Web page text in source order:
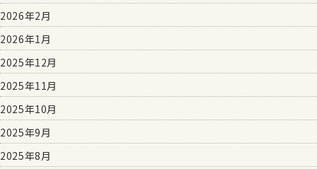
2026年2月
2026年1月
2025年12月
2025年11月
2025年10月
2025年9月
2025年8月